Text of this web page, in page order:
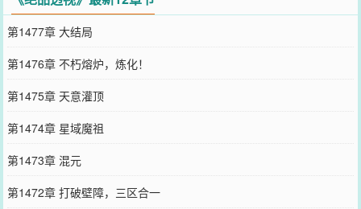
第1477章 大结局
第1476章 不朽熔炉，炼化！
第1475章 天意灌顶
第1474章 星域魔祖
第1473章 混元
第1472章 打破壁障，三区合一